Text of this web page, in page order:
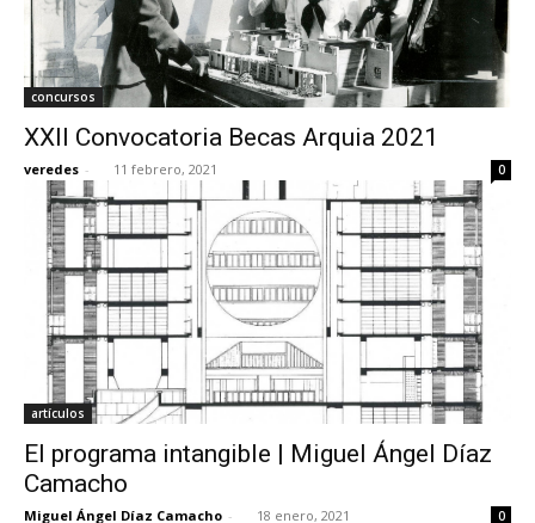
concursos
XXII Convocatoria Becas Arquia 2021
veredes - 11 febrero, 2021 0
artículos
El programa intangible | Miguel Ángel Díaz
Camacho
Miguel Ángel Díaz Camacho - 18 enero, 2021 0